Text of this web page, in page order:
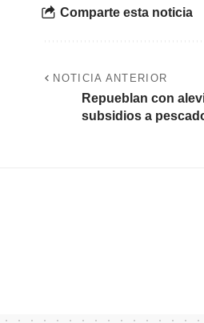
Comparte esta noticia
NOTICIA ANTERIOR
Repueblan con
subsidios a